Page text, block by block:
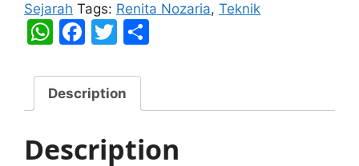
Sejarah Tags: Renita Nozaria, Teknik
W
at
s
p
F
c
e
o
T
itt
er e
Description
Description